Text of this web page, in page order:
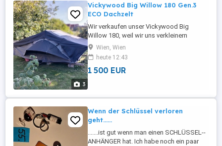
3
Vickywood Big Willow 180 Gen.3
ECO Dachzelt
Wir verkaufen unser Vickywood Big
Willow 180, weil wir uns verkleinern
möchten( Liegefläche 180x240cm). Wir
haben es 2024 NEU gekauft und es erst
fünf Mal benutzt. Zum Aufbau des
Dachzelts benötigen wir nichtmal 10
bereits von unserem ...
Wien, Wien
heute 12:43
1 500 EUR
Wenn der Schlüssel verloren
geht......
.......ist gut wenn man einen SCHLÜSSEL--
ANHÄNGER hat. Ich habe noch ein paar